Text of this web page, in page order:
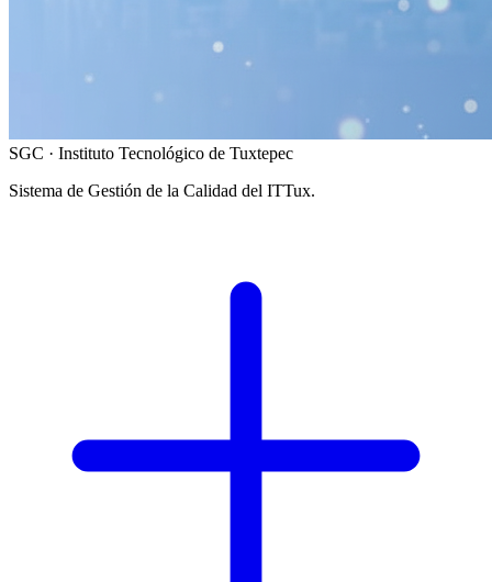
SGC · Instituto Tecnológico de Tuxtepec
Sistema de Gestión de la Calidad del ITTux.